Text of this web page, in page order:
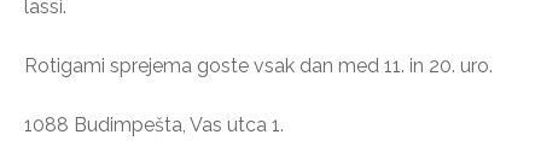
lassi.
Rotigami sprejema goste vsak dan med 11. in 20. uro.
1088 Budimpešta, Vas utca 1.